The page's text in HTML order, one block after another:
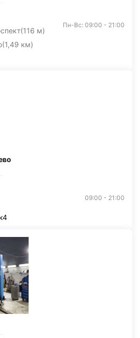
(116 м)
(1,49 км)
Пн-Вс: 09:00 - 21:00
09:00 - 21:00